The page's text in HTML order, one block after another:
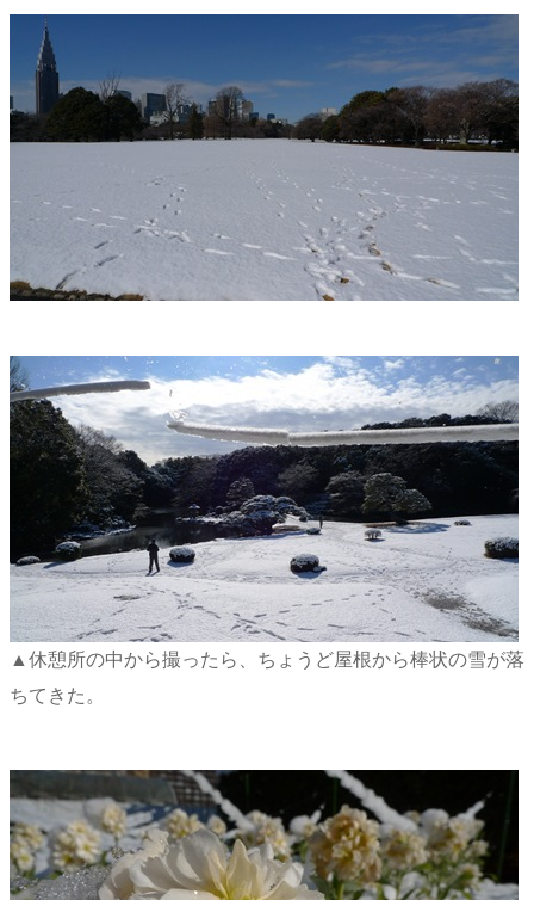
▲休憩所の中から撮ったら、ちょうど屋根から棒状の雪が落
ちてきた。